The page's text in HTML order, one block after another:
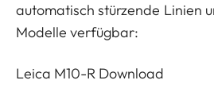
automatisch stürzende Linien
Modelle verfügbar:
Leica M10-R Download